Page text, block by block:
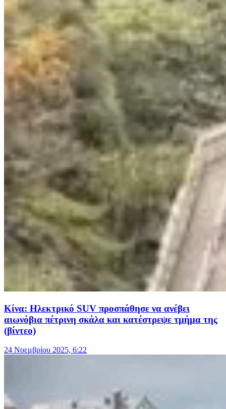
Κίνα: Ηλεκτρικό SUV προσπάθησε να ανέβει
αιωνόβια πέτρινη σκάλα και κατέστρεψε τμήμα της
(βίντεο)
24 Νοεμβρίου 2025, 6:22